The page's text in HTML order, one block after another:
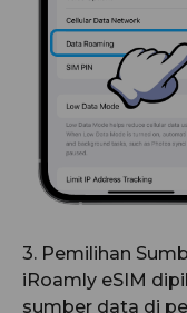
3. Pemilihan
iRoamly eSIM
sumber data di